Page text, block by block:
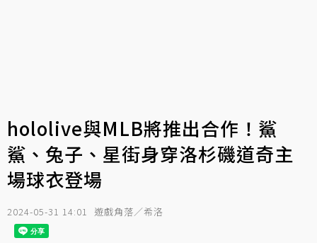
hololive與MLB將推出合作！鯊
鯊、兔子、星街身穿洛杉磯道奇主
場球衣登場
2024-05-31 14:01 遊戲角落／希洛